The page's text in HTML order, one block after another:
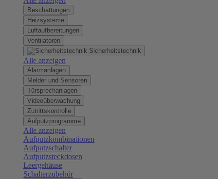
Beschattungen
Heizsysteme
Luftaufbereitungen
Ventilatoren
Sicherheitstechnik
Alle anzeigen
Alarmanlagen
Melder und Sensoren
Türsprechanlagen
Videoüberwachung
Zutrittskontrolle
Aufputzprogramme
Alle anzeigen
Aufputzkombinationen
Aufputzschalter
Aufputzsteckdosen
Leergehäuse
Schalterzubehör